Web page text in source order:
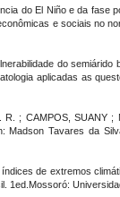
do El Niño e da fase
e sociais no
do
aplicadas as
; CAMPOS, SUANY
Madson Tavares da
índices de extremos